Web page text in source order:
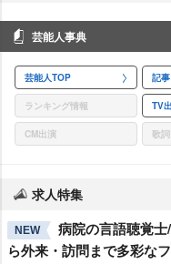
芸能人事典
芸能人TOP 記事
ランキング情報 TV
CM出演 歌詞
求人特集
NEW
病院の言語聴覚
ら外来・訪問まで多彩な